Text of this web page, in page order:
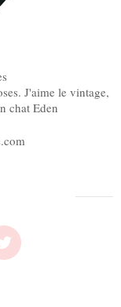
J'aime le vintage,
chat Eden